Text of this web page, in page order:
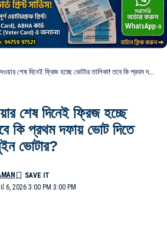
দিনেই ফ্রিজ হচ্ছে ভোটার তালিকা! তবে কি প্রথম দফায় ভোট দিতে পারবেন না বহু জেনুইন ভোটার?
শেষ দিনেই ফ্রিজ হচ্ছে
কি প্রথম দফায় ভোট দিতে
ভোটার?
6, 2026 3:00 PM 3:00 PM